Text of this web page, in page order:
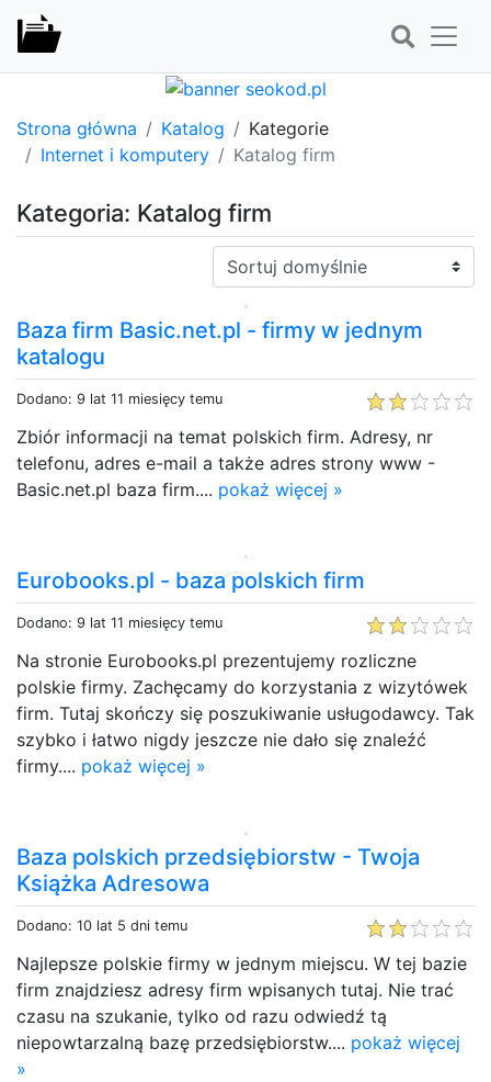
Strona główna Katalog
Kategorie
Internet i komputery
Katalog firm
Kategoria: Katalog firm
Sortuj:
Baza firm Basic.net.pl - firmy w jednym
katalogu
Dodano: 9 lat 11 miesięcy temu
Zbiór informacji na temat polskich firm. Adresy, nr
telefonu, adres e-mail a także adres strony www -
Basic.net.pl baza firm.... pokaż więcej »
Eurobooks.pl - baza polskich firm
Dodano: 9 lat 11 miesięcy temu
Na stronie Eurobooks.pl prezentujemy rozliczne
polskie firmy. Zachęcamy do korzystania z wizytówek
firm. Tutaj skończy się poszukiwanie usługodawcy. Tak
szybko i łatwo nigdy jeszcze nie dało się znaleźć
firmy.... pokaż więcej »
Baza polskich przedsiębiorstw - Twoja
Książka Adresowa
Dodano: 10 lat 5 dni temu
Najlepsze polskie firmy w jednym miejscu. W tej bazie
firm znajdziesz adresy firm wpisanych tutaj. Nie trać
czasu na szukanie, tylko od razu odwiedź tą
niepowtarzalną bazę przedsiębiorstw.... pokaż więcej
»